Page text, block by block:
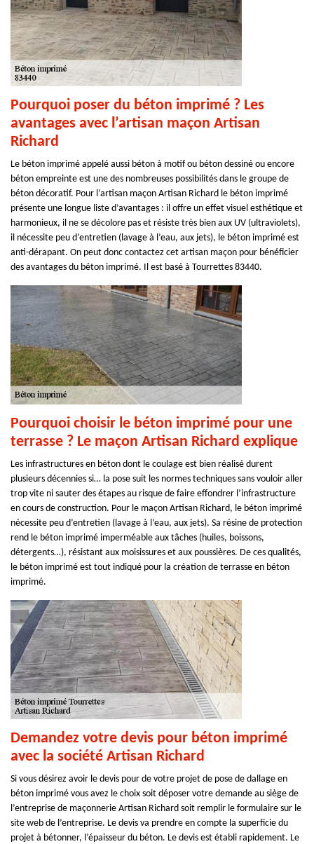
Pourquoi poser du béton imprimé ? Les
avantages avec l’artisan maçon Artisan
Richard
Le béton imprimé appelé aussi béton à motif ou béton dessiné ou encore
béton empreinte est une des nombreuses possibilités dans le groupe de
béton décoratif. Pour l’artisan maçon Artisan Richard le béton imprimé
présente une longue liste d’avantages : il offre un effet visuel esthétique et
harmonieux, il ne se décolore pas et résiste très bien aux UV (ultraviolets),
il nécessite peu d’entretien (lavage à l’eau, aux jets), le béton imprimé est
anti-dérapant. On peut donc contactez cet artisan maçon pour bénéficier
des avantages du béton imprimé. Il est basé à Tourrettes 83440.
Pourquoi choisir le béton imprimé pour une
terrasse ? Le maçon Artisan Richard explique
Les infrastructures en béton dont le coulage est bien réalisé durent
plusieurs décennies si… la pose suit les normes techniques sans vouloir aller
trop vite ni sauter des étapes au risque de faire effondrer l’infrastructure
en cours de construction. Pour le maçon Artisan Richard, le béton imprimé
nécessite peu d’entretien (lavage à l’eau, aux jets). Sa résine de protection
rend le béton imprimé imperméable aux tâches (huiles, boissons,
détergents…), résistant aux moisissures et aux poussières. De ces qualités,
le béton imprimé est tout indiqué pour la création de terrasse en béton
imprimé.
Demandez votre devis pour béton imprimé
avec la société Artisan Richard
Si vous désirez avoir le devis pour de votre projet de pose de dallage en
béton imprimé vous avez le choix soit déposer votre demande au siège de
l’entreprise de maçonnerie Artisan Richard soit remplir le formulaire sur le
site web de l’entreprise. Le devis va prendre en compte la superficie du
projet à bétonner, l’épaisseur du béton. Le devis est établi rapidement. Le